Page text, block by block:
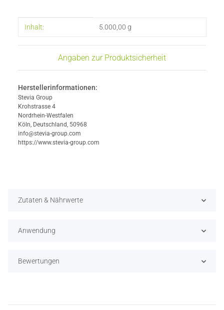
Produkteigenschaft
Wert
Inhalt: 5.000,00 g
Angaben zur Produktsicherheit
Herstellerinformationen:
Stevia Group
Krohstrasse 4
Nordrhein-Westfalen
Köln, Deutschland, 50968
info@stevia-group.com
https://www.stevia-group.com
Zutaten & Nährwerte
Anwendung
Bewertungen